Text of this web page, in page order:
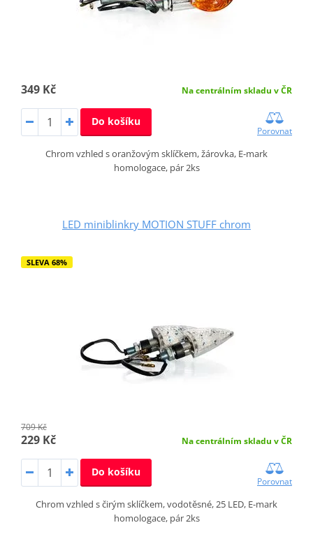
349 Kč Na centrálním skladu v ČR
Do košíku
Porovnat
Chrom vzhled s oranžovým sklíčkem, žárovka, E-mark
homologace, pár 2ks
LED miniblinkry MOTION STUFF chrom
SLEVA 68%
709 Kč
229 Kč Na centrálním skladu v ČR
Do košíku
Porovnat
Chrom vzhled s čirým sklíčkem, vodotěsné, 25 LED, E-mark
homologace, pár 2ks